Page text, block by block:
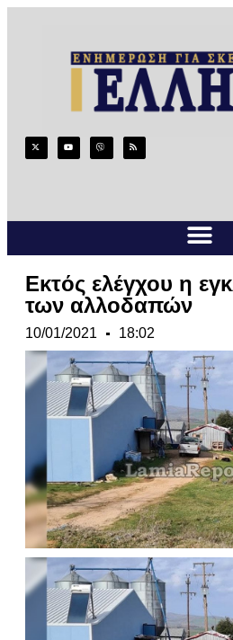
Εκτός ελέγχου η
των αλλοδαπών
10/01/2021 18:02